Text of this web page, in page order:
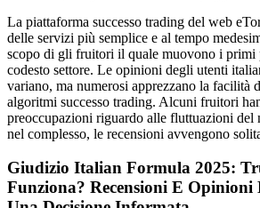
La piattaforma successo trading del web
delle servizi più semplice e al tempo
scopo di gli fruitori il quale muovono i primi
codesto settore. Le opinioni degli utenti
variano, ma numerosi apprezzano la facilità
algoritmi successo trading. Alcuni fruitori
preoccupazioni riguardo alle fluttuazioni del
nel complesso, le recensioni avvengono
Giudizio Italian Formula 2025:
Funziona? Recensioni E Opinioni